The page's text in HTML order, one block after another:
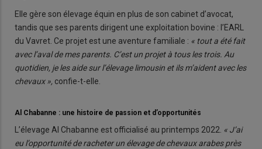
Elle gère son élevage équin en plus de son cabinet d’avocat,
tandis que ses parents dirigent une exploita­tion bovine : l’EARL
du Vavret. Ce projet est une aventure familiale : « tout a été fait
avec l’aval de mes parents. C’est un projet à tous les trois. Au
quotidien, je les aide sur l’élevage limousin et ils m’aident avec les
chevaux », confie-t-elle.
Al Chabanne : une histoire de passion et d’opportunités
L’élevage Al Chabanne est offi­cialisé au printemps 2022. « J’ai
eu l’opportunité de racheter un élevage de chevaux arabes près